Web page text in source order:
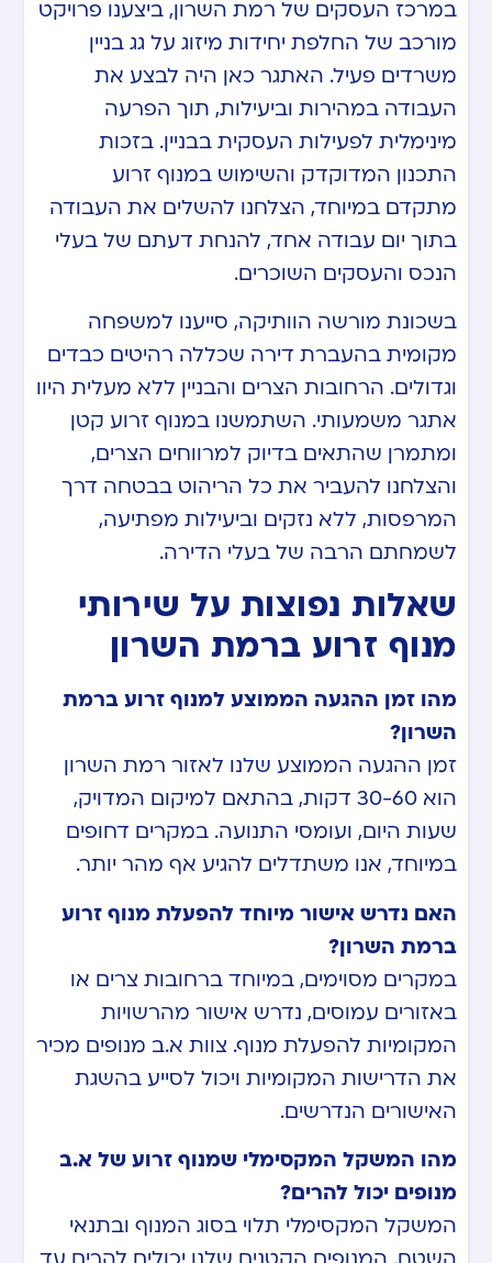
במרכז העסקים של רמת השרון, ביצענו פרויקט
מורכב של החלפת יחידות מיזוג על גג בניין
משרדים פעיל. האתגר כאן היה לבצע את
העבודה במהירות וביעילות, תוך הפרעה
מינימלית לפעילות העסקית בבניין. בזכות
התכנון המדוקדק והשימוש במנוף זרוע
מתקדם במיוחד, הצלחנו להשלים את העבודה
בתוך יום עבודה אחד, להנחת דעתם של בעלי
הנכס והעסקים השוכרים.
בשכונת מורשה הוותיקה, סייענו למשפחה
מקומית בהעברת דירה שכללה רהיטים כבדים
וגדולים. הרחובות הצרים והבניין ללא מעלית היוו
אתגר משמעותי. השתמשנו במנוף זרוע קטן
ומתמרן שהתאים בדיוק למרווחים הצרים,
והצלחנו להעביר את כל הריהוט בבטחה דרך
המרפסות, ללא נזקים וביעילות מפתיעה,
לשמחתם הרבה של בעלי הדירה.
שאלות נפוצות על שירותי
מנוף זרוע ברמת השרון
מהו זמן ההגעה הממוצע למנוף זרוע ברמת
השרון?
זמן ההגעה הממוצע שלנו לאזור רמת השרון
הוא 30-60 דקות, בהתאם למיקום המדויק,
שעות היום, ועומסי התנועה. במקרים דחופים
במיוחד, אנו משתדלים להגיע אף מהר יותר.
האם נדרש אישור מיוחד להפעלת מנוף זרוע
ברמת השרון?
במקרים מסוימים, במיוחד ברחובות צרים או
באזורים עמוסים, נדרש אישור מהרשויות
המקומיות להפעלת מנוף. צוות א.ב מנופים מכיר
את הדרישות המקומיות ויכול לסייע בהשגת
האישורים הנדרשים.
מהו המשקל המקסימלי שמנוף זרוע של א.ב
מנופים יכול להרים?
המשקל המקסימלי תלוי בסוג המנוף ובתנאי